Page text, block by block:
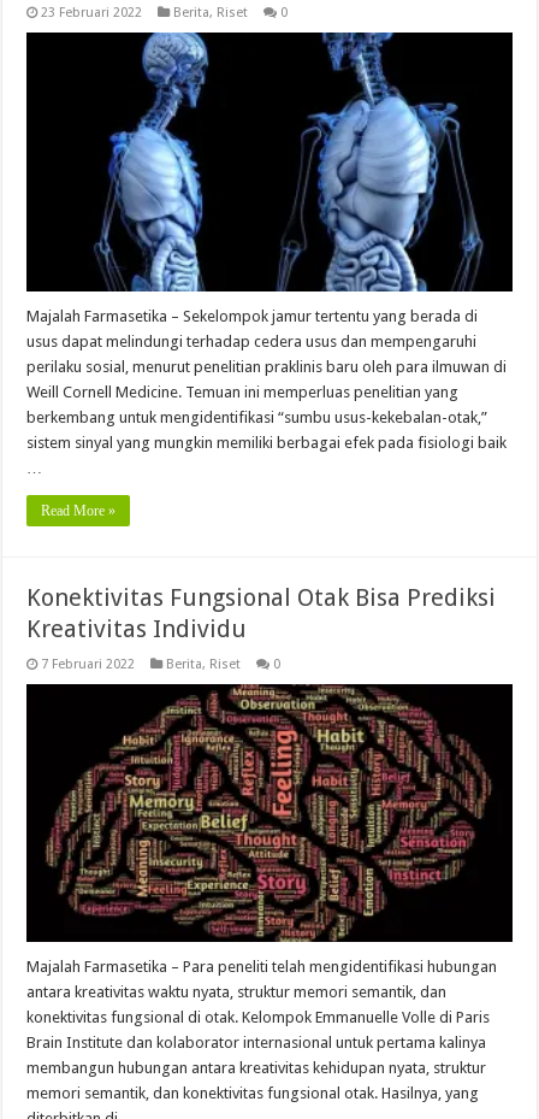
23 Februari 2022 Berita, Riset 0
Majalah Farmasetika – Sekelompok jamur tertentu yang berada di
usus dapat melindungi terhadap cedera usus dan mempengaruhi
perilaku sosial, menurut penelitian praklinis baru oleh para ilmuwan di
Weill Cornell Medicine. Temuan ini memperluas penelitian yang
berkembang untuk mengidentifikasi “sumbu usus-kekebalan-otak,”
sistem sinyal yang mungkin memiliki berbagai efek pada fisiologi baik
Read More »
Konektivitas Fungsional Otak Bisa Prediksi
Kreativitas Individu
7 Februari 2022 Berita, Riset 0
Majalah Farmasetika – Para peneliti telah mengidentifikasi hubungan
antara kreativitas waktu nyata, struktur memori semantik, dan
konektivitas fungsional di otak. Kelompok Emmanuelle Volle di Paris
Brain Institute dan kolaborator internasional untuk pertama kalinya
membangun hubungan antara kreativitas kehidupan nyata, struktur
memori semantik, dan konektivitas fungsional otak. Hasilnya, yang